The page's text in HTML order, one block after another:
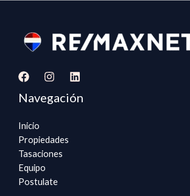
Navegación
Inicio
Propiedades
Tasaciones
Equipo
Postulate